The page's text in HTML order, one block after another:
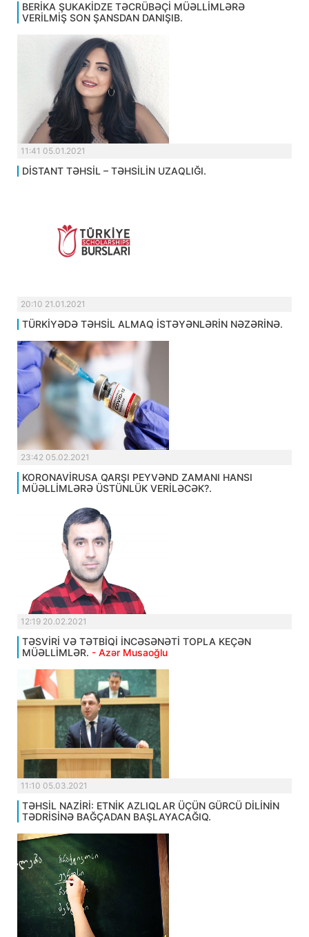
BERİKA ŞUKAKİDZE TƏCRÜBƏÇİ MÜƏLLİMLƏRƏ
VERİLMİŞ SON ŞANSDAN DANIŞIB.
11:41 05.01.2021
DİSTANT TƏHSİL – TƏHSİLİN UZAQLIĞI.
20:10 21.01.2021
TÜRKİYƏDƏ TƏHSİL ALMAQ İSTƏYƏNLƏRİN NƏZƏRİNƏ.
23:42 05.02.2021
KORONAVİRUSA QARŞI PEYVƏND ZAMANI HANSI
MÜƏLLİMLƏRƏ ÜSTÜNLÜK VERİLƏCƏK?.
12:19 20.02.2021
TƏSVİRİ VƏ TƏTBİQİ İNCƏSƏNƏTİ TOPLA KEÇƏN
MÜƏLLİMLƏR. - Azər Musaoğlu
11:10 05.03.2021
TƏHSİL NAZİRİ: ETNİK AZLIQLAR ÜÇÜN GÜRCÜ DİLİNİN
TƏDRİSİNƏ BAĞÇADAN BAŞLAYACAĞIQ.